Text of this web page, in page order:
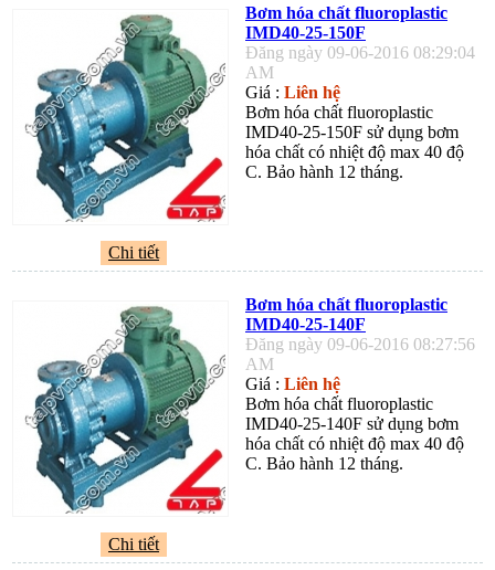
Bơm hóa chất fluoroplastic
IMD40-25-150F
Đăng ngày 09-06-2016 08:29:04
AM
Giá : Liên hệ
Bơm hóa chất fluoroplastic
IMD40-25-150F sử dụng bơm
hóa chất có nhiệt độ max 40 độ
C. Bảo hành 12 tháng.
Chi tiết
Bơm hóa chất fluoroplastic
IMD40-25-140F
Đăng ngày 09-06-2016 08:27:56
AM
Giá : Liên hệ
Bơm hóa chất fluoroplastic
IMD40-25-140F sử dụng bơm
hóa chất có nhiệt độ max 40 độ
C. Bảo hành 12 tháng.
Chi tiết